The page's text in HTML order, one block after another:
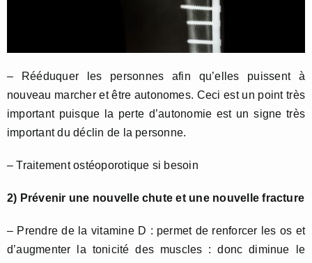
– Rééduquer les personnes afin qu’elles puissent à
nouveau marcher et être autonomes. Ceci est un point très
important puisque la perte d’autonomie est un signe très
important du déclin de la personne.
– Traitement ostéoporotique si besoin
2) Prévenir une nouvelle chute et une nouvelle fracture
– Prendre de la vitamine D : permet de renforcer les os et
d’augmenter la tonicité des muscles : donc diminue le